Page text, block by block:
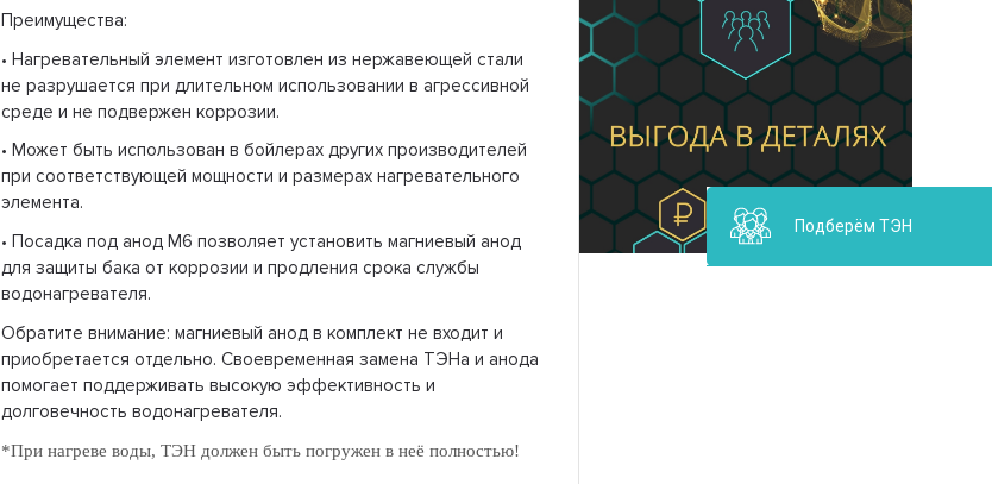
Преимущества:
• Нагревательный элемент изготовлен из нержавеющей стали
не разрушается при длительном использовании в агрессивной
среде и не подвержен коррозии.
• Может быть использован в бойлерах других производителей
при соответствующей мощности и размерах нагревательного
элемента.
• Посадка под анод М6 позволяет установить магниевый анод
для защиты бака от коррозии и продления срока службы
водонагревателя.
Обратите внимание: магниевый анод в комплект не входит и
приобретается отдельно. Своевременная замена ТЭНа и анода
помогает поддерживать высокую эффективность и
долговечность водонагревателя.
*При нагреве воды, ТЭН должен быть погружен в неё полностью!
Подберём ТЭН